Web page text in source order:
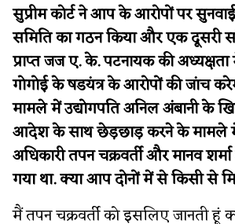
सुप्रीम कोर्ट ने आप के आरोपों पर
समिति का गठन किया और एक दूसरी
प्राप्त जज ए. के. पटनायक की
गोगोई के षडयंत्र के आरोपों की जांच
मामले में उद्योगपति अनिल अंबानी के
आदेश के साथ छेड़छाड़ करने के मामले
अधिकारी तपन चक्रवर्ती और मानव
गया था. क्या आप दोनों में से किसी से
मैं तपन चक्रवर्ती को इसलिए जानती